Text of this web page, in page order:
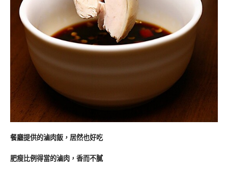
餐廳提供的滷肉飯，居然也好吃
肥瘦比例得當的滷肉，香而不膩